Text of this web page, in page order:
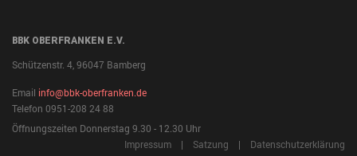
BBK OBERFRANKEN E.V.
Schützenstr. 4, 96047 Bamberg
Email info@bbk-oberfranken.de
Telefon 0951-208 24 88
Öffnungszeiten Donnerstag 9.30 - 12.30 Uhr
Impressum | Satzung | Datenschutzerklärung